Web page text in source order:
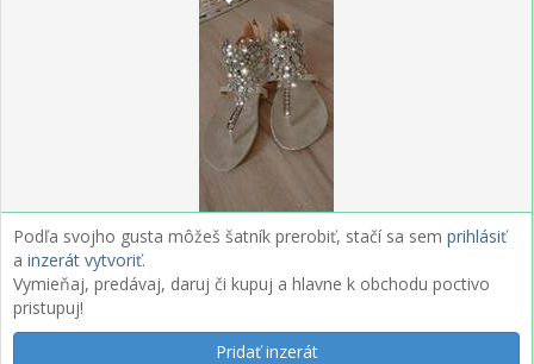
Podľa svojho gusta môžeš šatník prerobiť, stačí sa sem prihlásiť
a inzerát vytvoriť.
Vymieňaj, predávaj, daruj či kupuj a hlavne k obchodu poctivo
pristupuj!
Pridať inzerát